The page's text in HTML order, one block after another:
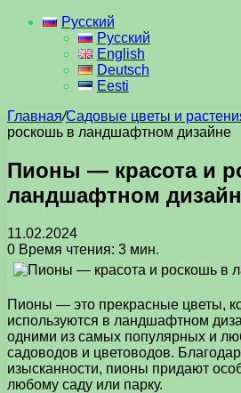
Русский
Русский
English
Deutsch
Eesti
Главная/Садовые цветы и
роскошь в ландшафтном дизайне
Пионы — красота и
ландшафтном
11.02.2024
0 Время чтения: 3 мин.
Пионы — это прекрасные цветы,
используются в ландшафтном
одними из самых популярных и
садоводов и цветоводов.
изысканности, пионы придают
любому саду или парку.